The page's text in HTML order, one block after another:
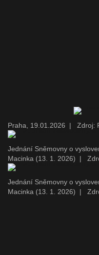
Praha, 19.01.2026 | Zdroj:
Jednání Sněmovny o
Macinka (13. 1. 2026)
|
Jednání Sněmovny o
Macinka (13. 1. 2026)
|